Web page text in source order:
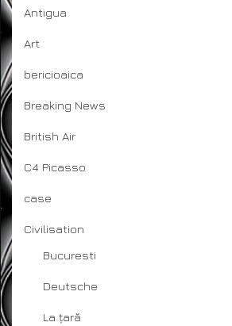
Antigua
Art
bericioaica
Breaking News
British Air
C4 Picasso
case
Civilisation
Bucuresti
Deutsche
La țară